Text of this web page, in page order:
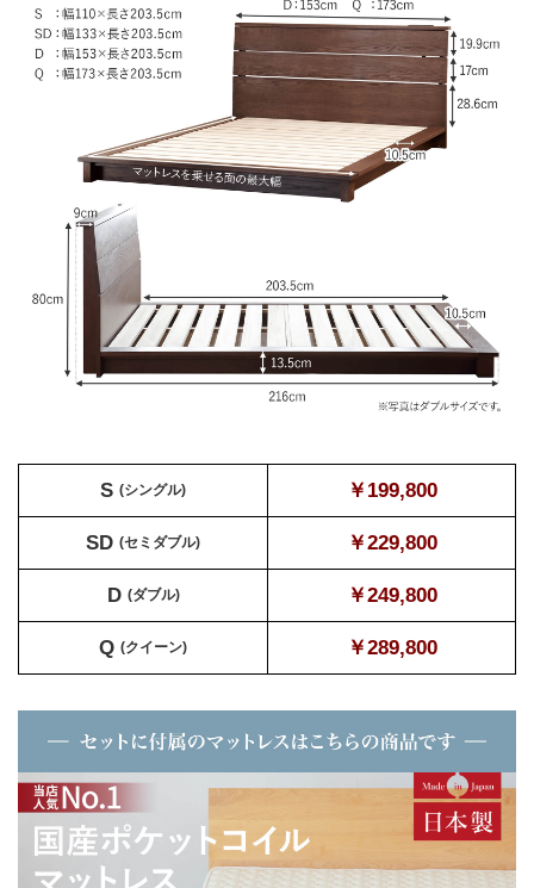
S (シングル) ￥199,800
SD (セミダブル) ￥229,800
D (ダブル) ￥249,800
Q (クイーン) ￥289,800